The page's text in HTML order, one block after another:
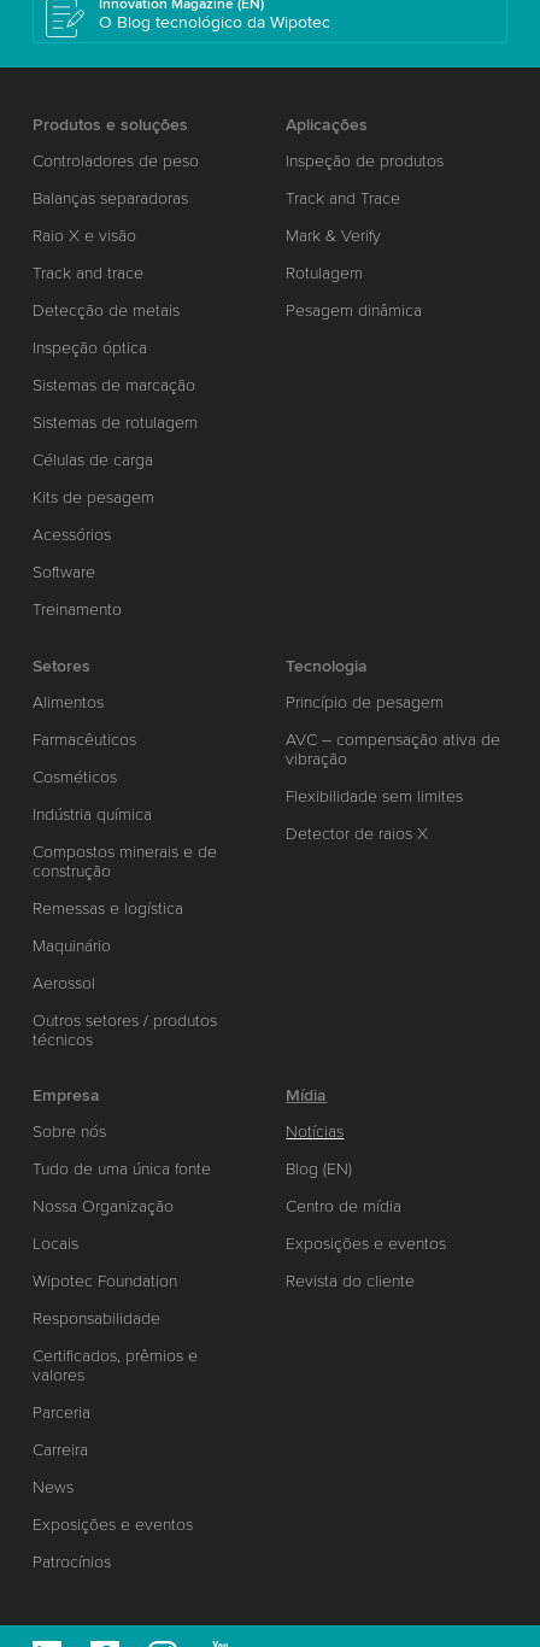
Innovation Magazine (EN)
O Blog tecnológico da Wipotec
Produtos e soluções
Controladores de peso
Balanças separadoras
Raio X e visão
Track and trace
Detecção de metais
Inspeção óptica
Sistemas de marcação
Sistemas de rotulagem
Células de carga
Kits de pesagem
Acessórios
Software
Treinamento
Aplicações
Inspeção de produtos
Track and Trace
Mark & Verify
Rotulagem
Pesagem dinâmica
Setores
Alimentos
Farmacêuticos
Cosméticos
Indústria química
Compostos minerais e de
construção
Remessas e logística
Maquinário
Aerossol
Outros setores / produtos
técnicos
Tecnologia
Princípio de pesagem
AVC – compensação ativa de
vibração
Flexibilidade sem limites
Detector de raios X
Empresa
Sobre nós
Tudo de uma única fonte
Nossa Organização
Locais
Wipotec Foundation
Responsabilidade
Certificados, prêmios e
valores
Parceria
Carreira
News
Exposições e eventos
Patrocínios
Mídia
Notícias
Blog (EN)
Centro de mídia
Exposições e eventos
Revista do cliente